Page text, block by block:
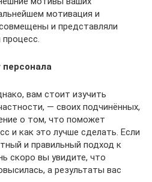
мотивация и
и представляли
персонала
вам стоит изучить
— своих подчинённых,
о том, что поможет
и как это лучше сделать. Если
и правильный подход к
скоро вы увидите, что
а результаты вас